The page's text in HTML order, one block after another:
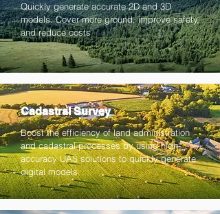
Quickly generate accurate 2D and 3D
models. Cover more ground, improve safety,
and reduce costs
Cadastral Survey
Boost the efficiency of land administration
and cadastral processes by using high-
accuracy UAS solutions to quickly generate
digital models